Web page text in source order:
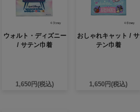
ウォルト・ディズニー
/ サテン巾着
1,650円(税込)
おしゃれキャット / サ
テン巾着
1,650円(税込)